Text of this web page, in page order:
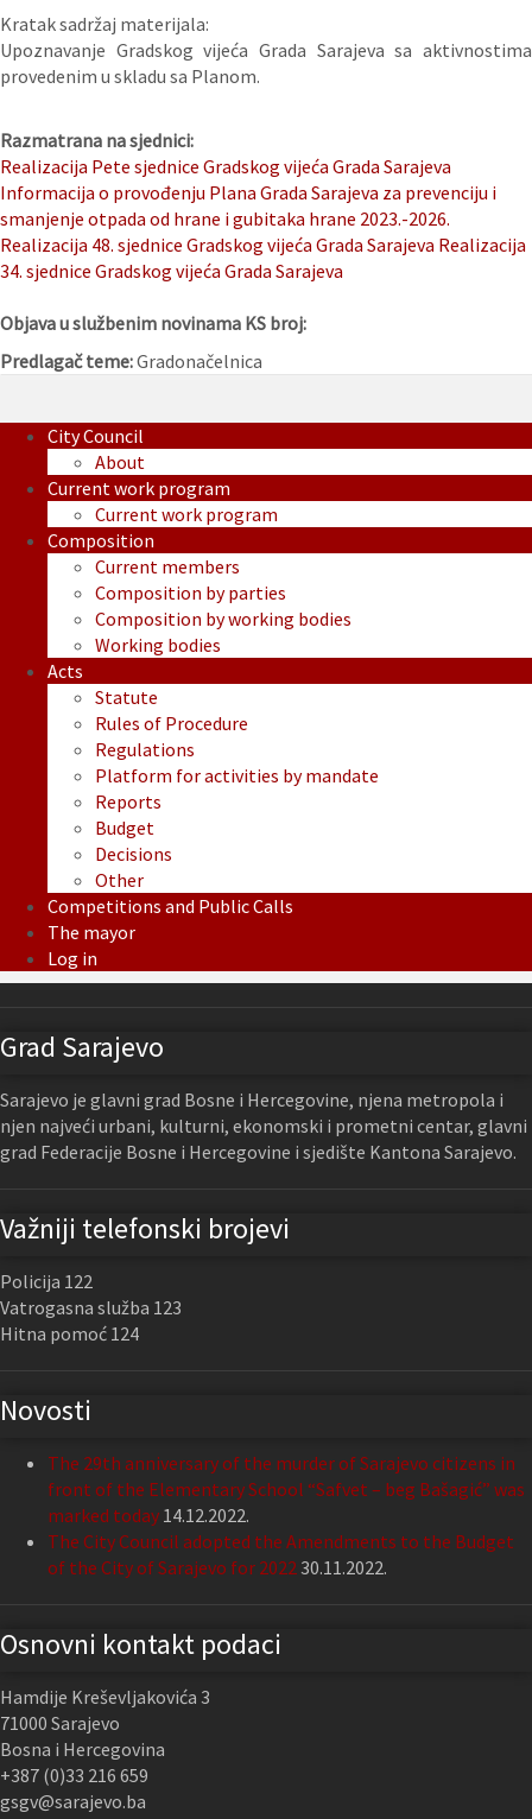
Kratak sadržaj materijala:
Upoznavanje Gradskog vijeća Grada Sarajeva sa aktivnostima
provedenim u skladu sa Planom.
Razmatrana na sjednici:
Realizacija Pete sjednice Gradskog vijeća Grada Sarajeva
Informacija o provođenju Plana Grada Sarajeva za prevenciju i
smanjenje otpada od hrane i gubitaka hrane 2023.-2026.
Realizacija 48. sjednice Gradskog vijeća Grada Sarajeva Realizacija
34. sjednice Gradskog vijeća Grada Sarajeva
Objava u službenim novinama KS broj:
Predlagač teme:Gradonačelnica
City Council
About
Current work program
Current work program
Composition
Current members
Composition by parties
Composition by working bodies
Working bodies
Acts
Statute
Rules of Procedure
Regulations
Platform for activities by mandate
Reports
Budget
Decisions
Other
Competitions and Public Calls
The mayor
Log in
Grad Sarajevo
Sarajevo je glavni grad Bosne i Hercegovine, njena metropola i
njen najveći urbani, kulturni, ekonomski i prometni centar, glavni
grad Federacije Bosne i Hercegovine i sjedište Kantona Sarajevo.
Važniji telefonski brojevi
Policija 122
Vatrogasna služba 123
Hitna pomoć 124
Novosti
The 29th anniversary of the murder of Sarajevo citizens in
front of the Elementary School “Safvet – beg Bašagić” was
marked today 14.12.2022.
The City Council adopted the Amendments to the Budget
of the City of Sarajevo for 202230.11.2022.
Osnovni kontakt podaci
Hamdije Kreševljakovića 3
71000 Sarajevo
Bosna i Hercegovina
+387 (0)33 216 659
gsgv@sarajevo.ba